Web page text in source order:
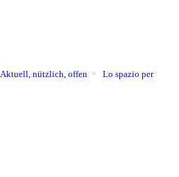
Aktuell, nützlich, offen
Lo spazio per